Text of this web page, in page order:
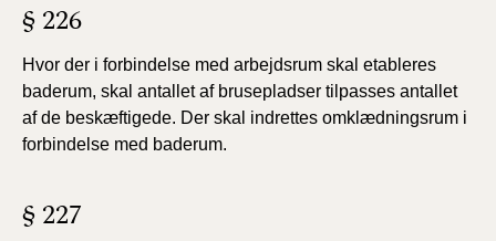
§ 226
Hvor der i forbindelse med arbejdsrum skal etableres
baderum, skal antallet af brusepladser tilpasses antallet
af de beskæftigede. Der skal indrettes omklædningsrum i
forbindelse med baderum.
§ 227